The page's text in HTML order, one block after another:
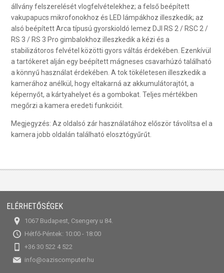
állvány felszerelését vlogfelvételekhez; a felső beépített
vakupapucs mikrofonokhoz és LED lámpákhoz illeszkedik; az
alsó beépített Arca típusú gyorskioldó lemez DJI RS 2 / RSC 2 /
RS 3 / RS 3 Pro gimbalokhoz illeszkedik a kézi és a
stabilizátoros felvétel közötti gyors váltás érdekében. Ezenkívül
a tartókeret alján egy beépített mágneses csavarhúzó található
a könnyű használat érdekében. A tok tökéletesen illeszkedik a
kamerához anélkül, hogy eltakarná az akkumulátorajtót, a
képernyőt, a kártyahelyet és a gombokat. Teljes mértékben
megőrzi a kamera eredeti funkcióit.
Megjegyzés: Az oldalsó zár használatához először távolítsa el a
kamera jobb oldalán található elosztógyűrűt.
ELÉRHETŐSÉGEK
1067 Budapest, Csengery u 84.
Hétfő-Péntek: 10:00 - 18:00
+36 30 522 4 522
info@oaziscomputer.hu